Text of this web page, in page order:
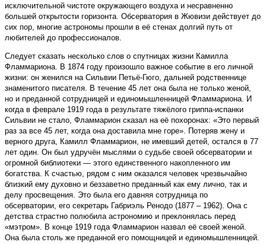
исключительной чистоте окружающего воздуха и несравненно
большей открытости горизонта. Обсерватория в Жювизи действует до
сих пор, многие астрономы прошли в её стенах долгий путь от
любителей до профессионалов.
Следует сказать несколько слов о спутницах жизни Камилла
Фламмариона. В 1874 году произошло важное событие в его личной
жизни: он женился на Сильвии Петьё-Гюго, дальней родственнице
знаменитого писателя. В течение 45 лет она была не только женой,
но и преданной сотрудницей и единомышленницей Фламмариона. И
когда в феврале 1919 го­да в результате тяжёлого гриппа-испанки
Сильвии не стало, Фламмарион сказал на её похоронах: «Это первый
раз за все 45 лет, когда она доставила мне горе». Потеряв жену и
верного друга, Камилл Фламмарион, не имевший детей, остался в 77
лет один. Он был удручён мыслями о судьбе своей обсерватории и
огромной библиотеки — этого единственного накопленного им
богатства. К счастью, рядом с ним оказался человек чрезвычайно
близкий ему духовно и беззаветно преданный как ему лично, так и
делу просвещения. Это была его давняя сотрудница по
обсерватории, его секретарь Габриэль Ренодо (1877 – 1962). Она с
детства страстно полюбила астрономию и преклонялась перед
«мэтром». В конце 1919 года Фламмарион назвал её своей женой.
Она была столь же преданной его помощницей и единомышленницей.